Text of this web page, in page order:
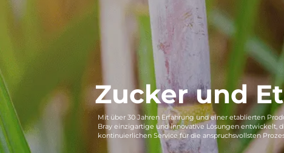
Zucker und
Mit über 30 Jahren Erfahrung und einer etablierten
Bray einzigartige und innovative Lösungen entwickelt,
kontinuierlichen Service für die anspruchsvollsten